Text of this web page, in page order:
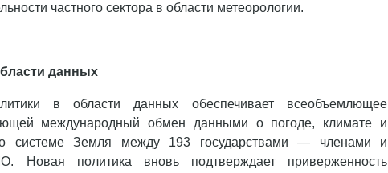
частного сектора в области метеорологии.
данных
в области данных обеспечивает всеобъемлющее
международный обмен данными о погоде, климате и
системе Земля между 193 государствами — членами и
политика вновь подтверждает приверженность